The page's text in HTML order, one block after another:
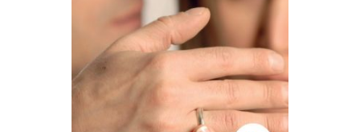
LEGGI TUTTO